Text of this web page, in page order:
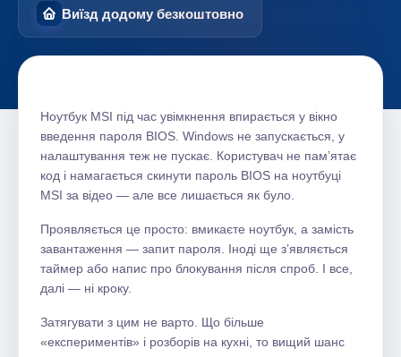
Виїзд додому безкоштовно
Ноутбук MSI під час увімкнення впирається у вікно
введення пароля BIOS. Windows не запускається, у
налаштування теж не пускає. Користувач не пам’ятає
код і намагається скинути пароль BIOS на ноутбуці
MSI за відео — але все лишається як було.
Проявляється це просто: вмикаєте ноутбук, а замість
завантаження — запит пароля. Іноді ще з’являється
таймер або напис про блокування після спроб. І все,
далі — ні кроку.
Затягувати з цим не варто. Що більше
«експериментів» і розборів на кухні, то вищий шанс